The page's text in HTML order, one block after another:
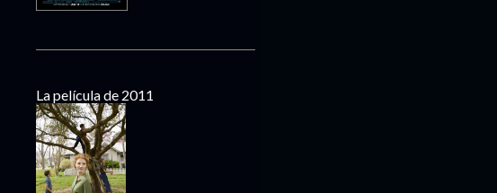
La película de 2011